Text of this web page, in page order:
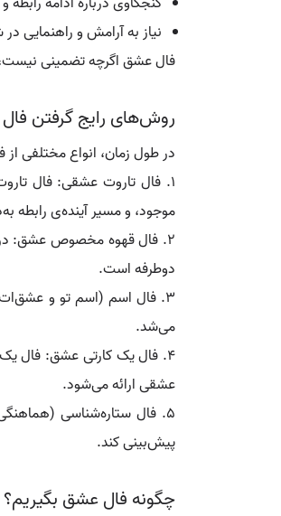
نیاز به آرامش و راهنمایی
فال عشق اگرچه تضمینی نیست،
روش‌های رایج گرفتن
در طول زمان، انواع مختلفی
۱. فال تاروت عشقی: فال
موجود، و مسیر آینده‌ی رابطه
۲. فال قهوه مخصوص عشق: در
دوطرفه است.
۳. فال اسم (اسم تو و
می‌شد.
۴. فال یک کارتی عشق: فال
عشقی ارائه می‌شود.
۵. فال ستاره‌شناسی
پیش‌بینی کند.
چگونه فال عشق بگیریم؟